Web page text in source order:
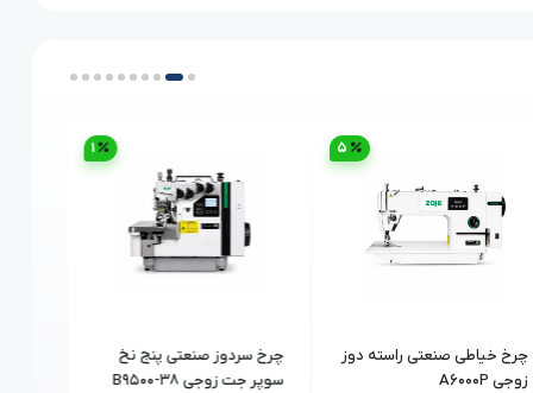
چرخ خیاطی صنعتی راسته دوز
زوجی A6000P
5
چرخ سردوز صنعتی پنج نخ
سوپر جت زوجی B9500-38
1